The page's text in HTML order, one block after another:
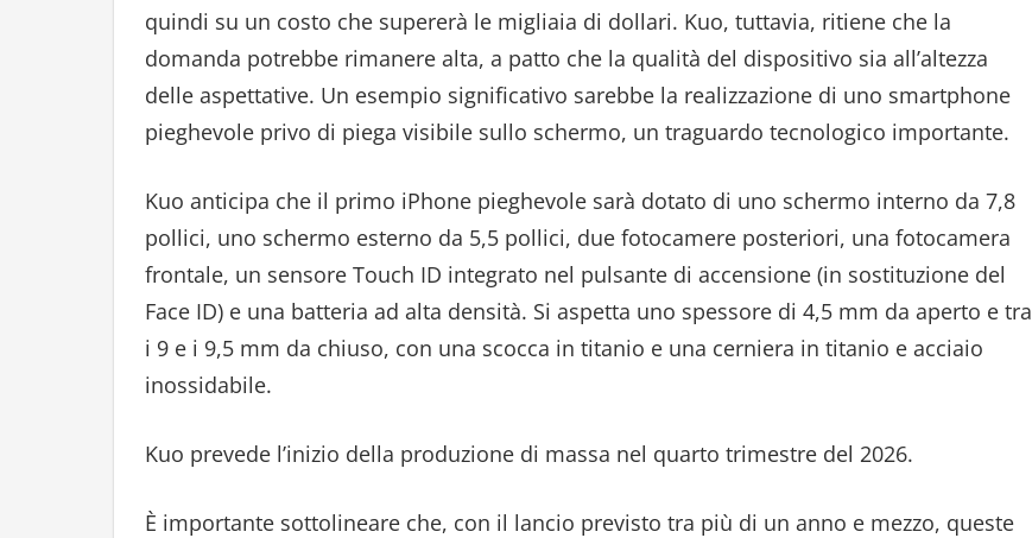
quindi su un costo che supererà le migliaia di dollari. Kuo, tuttavia, ritiene che la
domanda potrebbe rimanere alta, a patto che la qualità del dispositivo sia all’altezza
delle aspettative. Un esempio significativo sarebbe la realizzazione di uno smartphone
pieghevole privo di piega visibile sullo schermo, un traguardo tecnologico importante.
Kuo anticipa che il primo iPhone pieghevole sarà dotato di uno schermo interno da 7,8
pollici, uno schermo esterno da 5,5 pollici, due fotocamere posteriori, una fotocamera
frontale, un sensore Touch ID integrato nel pulsante di accensione (in sostituzione del
Face ID) e una batteria ad alta densità. Si aspetta uno spessore di 4,5 mm da aperto e tra
i 9 e i 9,5 mm da chiuso, con una scocca in titanio e una cerniera in titanio e acciaio
inossidabile.
Kuo prevede l’inizio della produzione di massa nel quarto trimestre del 2026.
È importante sottolineare che, con il lancio previsto tra più di un anno e mezzo, queste